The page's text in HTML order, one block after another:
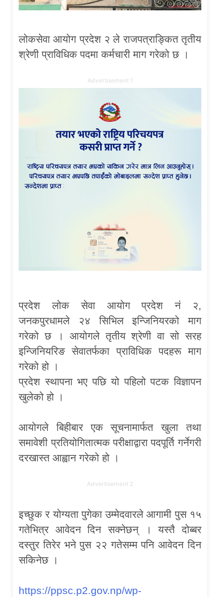
लोकसेवा आयोग प्रदेश २ ले राजपत्राङ्कित तृतीय
श्रेणी प्राविधिक पदमा कर्मचारी माग गरेको छ ।
Advertisement 1
प्रदेश लोक सेवा आयोग प्रदेश नं २,
जनकपुरधामले २४ सिभिल इन्जिनियरको माग
गरेको छ । आयोगले तृतीय श्रेणी वा सो सरह
इन्जिनियरिङ सेवातर्फका प्राविधिक पदहरू माग
गरेको हो ।
प्रदेश स्थापना भए पछि यो पहिलो पटक विज्ञापन
खुलेको हो ।
आयोगले बिहीबार एक सूचनामार्फत खुला तथा
समावेशी प्रतियोगितात्मक परीक्षाद्वारा पदपूर्ति गर्नेगरी
दरखास्त आह्वान गरेको हो ।
Advertisement 2
इच्छुक र योग्यता पुगेका उम्मेदवारले आगामी पुस १५
गतेभित्र आवेदन दिन सक्नेछन् । यस्तै दोब्बर
दस्तुर तिरेर भने पुस २२ गतेसम्म पनि आवेदन दिन
सकिनेछ ।
https://ppsc.p2.gov.np/wp-